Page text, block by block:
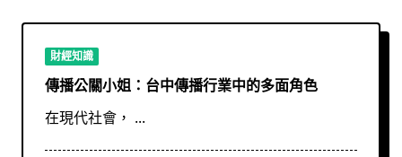
財經知識
傳播公關小姐：台中傳播行業中的多面角色
在現代社會， ...